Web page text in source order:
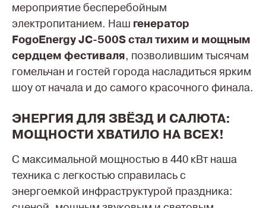
мероприятие бесперебойным
электропитанием. Наш генератор
FogoEnergy JC-500S стал тихим и мощным
сердцем фестиваля, позволившим тысячам
гомельчан и гостей города насладиться ярким
шоу от начала и до самого красочного финала.
ЭНЕРГИЯ ДЛЯ ЗВЁЗД И САЛЮТА:
МОЩНОСТИ ХВАТИЛО НА ВСЕХ!
С максимальной мощностью в 440 кВт наша
техника с легкостью справилась с
энергоемкой инфраструктурой праздника: